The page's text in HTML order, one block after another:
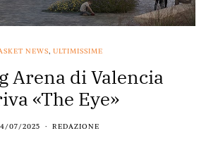
NEWS, ULTIMISSIME
Arena di Valencia
«The Eye»
07/2025 REDAZIONE